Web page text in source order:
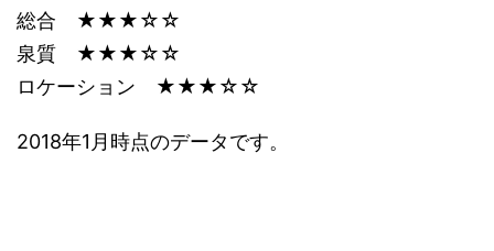
総合 ★★★☆☆
泉質 ★★★☆☆
ロケーション ★★★☆☆
2018年1月時点のデータです。